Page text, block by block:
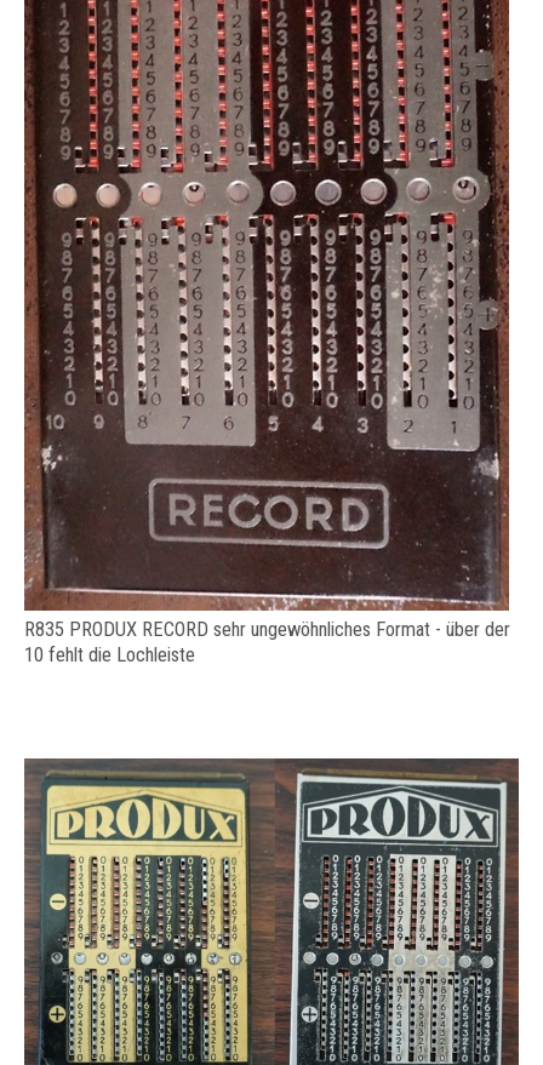
R835 PRODUX RECORD sehr ungewöhnliches Format - über der
10 fehlt die Lochleiste